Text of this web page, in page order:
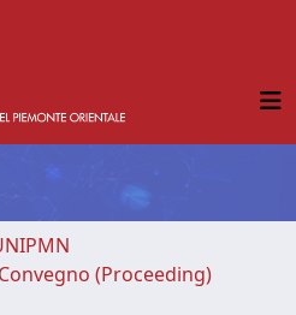
(Proceeding)